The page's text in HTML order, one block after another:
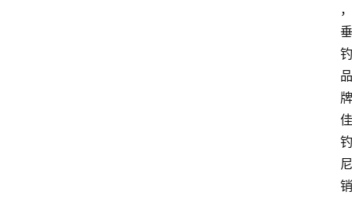
，
垂
钓
品
牌
佳
钓
尼
销